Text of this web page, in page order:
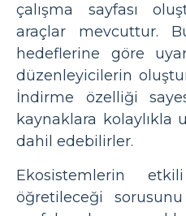
çalışma sayfası
araçlar mevcuttur.
hedeflerine göre
düzenleyicilerin
İndirme özelliği
kaynaklara kolaylıkla
dahil edebilirler.
Ekosistemlerin
öğretileceği